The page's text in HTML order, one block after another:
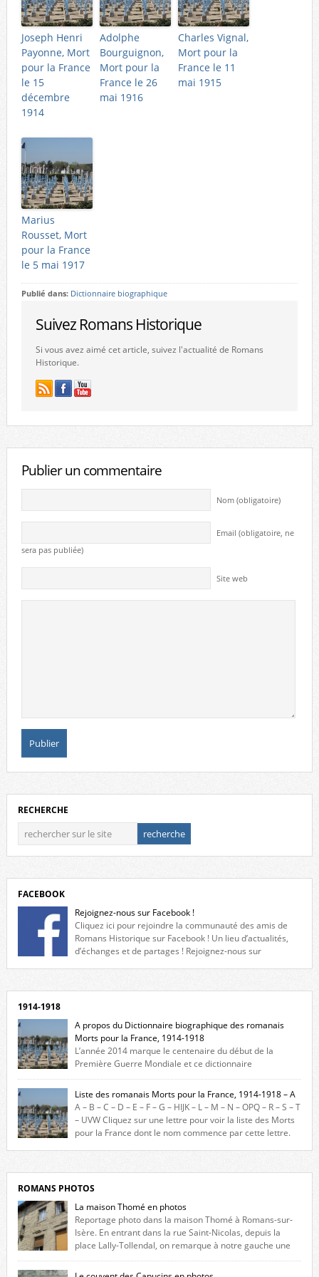
Joseph Henri
Payonne, Mort
pour la France
le 15
décembre
1914
Adolphe
Bourguignon,
Mort pour la
France le 26
mai 1916
Charles Vignal,
Mort pour la
France le 11
mai 1915
Marius
Rousset, Mort
pour la France
le 5 mai 1917
Publié dans: Dictionnaire biographique
Suivez Romans Historique
Si vous avez aimé cet article, suivez l'actualité de Romans
Historique.
Publier un commentaire
Nom (obligatoire)
Email (obligatoire, ne
sera pas publiée)
Site web
RECHERCHE
FACEBOOK
Rejoignez-nous sur Facebook !
Cliquez ici pour rejoindre la communauté des amis de
Romans Historique sur Facebook ! Un lieu d’actualités,
d’échanges et de partages ! Rejoignez-nous sur
1914-1918
A propos du Dictionnaire biographique des romanais
Morts pour la France, 1914-1918
L’année 2014 marque le centenaire du début de la
Première Guerre Mondiale et ce dictionnaire
biographique veut rendre hommage aux romanais Morts pour la
France durant ce conflit. La base de cette recherche historique est
constituée des noms gravés sur les plaques commémoratives de
l’Hôtel de Ville, du lycée du Dauphiné et du lycée Triboulet, […]
Liste des romanais Morts pour la France, 1914-1918 – A
A – B – C – D – E – F – G – HIJK – L – M – N – OPQ – R – S – T
– UVW Cliquez sur une lettre pour voir la liste des Morts
pour la France dont le nom commence par cette lettre.
ROMANS PHOTOS
La maison Thomé en photos
Reportage photo dans la maison Thomé à Romans-sur-
Isère. En entrant dans la rue Saint-Nicolas, depuis la
place Lally-Tollendal, on remarque à notre gauche une
maison construite au XVIè siècle. Les deux façades sont ornées de
fenêtres jumelles à meneaux. Entre ces deux étages, on peut voir une